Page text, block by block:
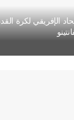
الإفريقي لكرة